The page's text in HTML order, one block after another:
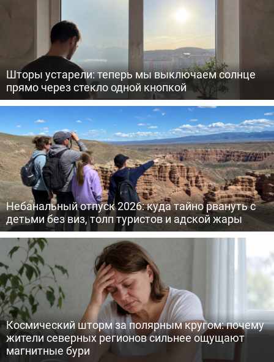
Шторы устарели: теперь мы выключаем солнце
прямо через стекло одной кнопкой
Небанальный отпуск 2026: куда тайно рвануть с
детьми без виз, толп туристов и адской жары
Космический шторм за полярным кругом: почему
жители северных регионов сильнее ощущают
магнитные бури